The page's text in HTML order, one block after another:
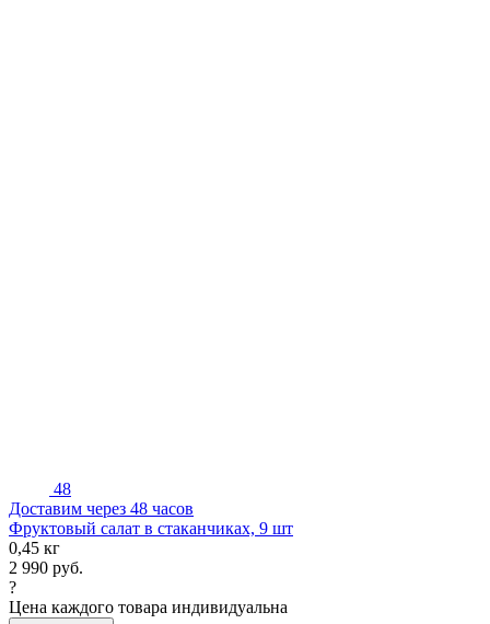
48
Доставим через 48 часов
Фруктовый салат в стаканчиках, 9 шт
0,45 кг
2 990 руб.
?
Цена каждого товара индивидуальна